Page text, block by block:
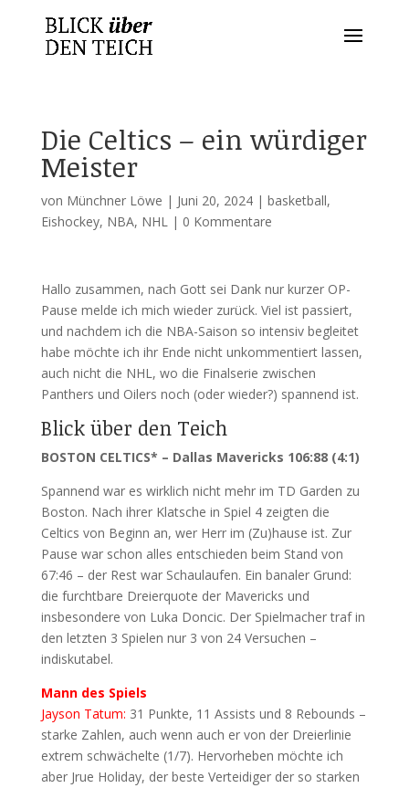
Die Celtics – ein würdiger
Meister
von Münchner Löwe | Juni 20, 2024| basketball,
Eishockey, NBA, NHL| 0 Kommentare
Hallo zusammen, nach Gott sei Dank nur kurzer OP-
Pause melde ich mich wieder zurück. Viel ist passiert,
und nachdem ich die NBA-Saison so intensiv begleitet
habe möchte ich ihr Ende nicht unkommentiert lassen,
auch nicht die NHL, wo die Finalserie zwischen
Panthers und Oilers noch (oder wieder?) spannend ist.
Blick über den Teich
BOSTON CELTICS* – Dallas Mavericks 106:88 (4:1)
Spannend war es wirklich nicht mehr im TD Garden zu
Boston. Nach ihrer Klatsche in Spiel 4 zeigten die
Celtics von Beginn an, wer Herr im (Zu)hause ist. Zur
Pause war schon alles entschieden beim Stand von
67:46 – der Rest war Schaulaufen. Ein banaler Grund:
die furchtbare Dreierquote der Mavericks und
insbesondere von Luka Doncic. Der Spielmacher traf in
den letzten 3 Spielen nur 3 von 24 Versuchen –
indiskutabel.
Mann des Spiels
Jayson Tatum: 31 Punkte, 11 Assists und 8 Rebounds –
starke Zahlen, auch wenn auch er von der Dreierlinie
extrem schwächelte (1/7). Hervorheben möchte ich
aber Jrue Holiday, der beste Verteidiger der so starken